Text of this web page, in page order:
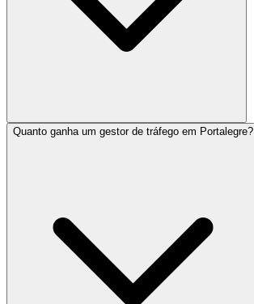
Quanto ganha um gestor de tráfego em Portalegre?